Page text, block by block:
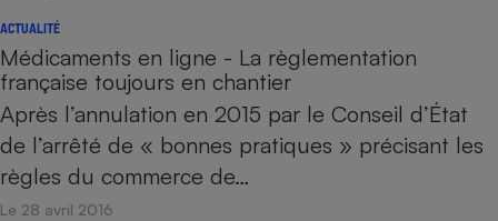
ACTUALITÉ
Médicaments en ligne - La règlementation
française toujours en chantier
Après l’annulation en 2015 par le Conseil d’État
de l’arrêté de « bonnes pratiques » précisant les
règles du commerce de…
Le 28 avril 2016